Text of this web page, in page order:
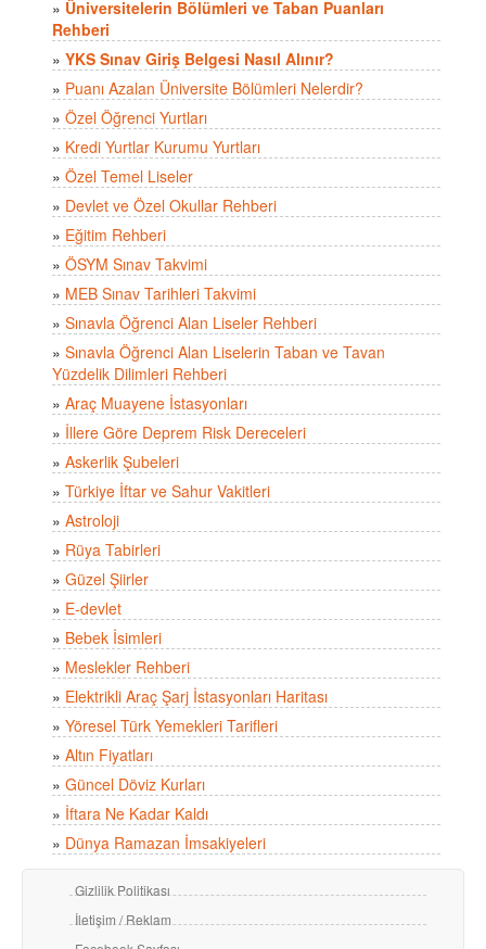
» Üniversitelerin Bölümleri ve Taban Puanları
Rehberi
» YKS Sınav Giriş Belgesi Nasıl Alınır?
» Puanı Azalan Üniversite Bölümleri Nelerdir?
» Özel Öğrenci Yurtları
» Kredi Yurtlar Kurumu Yurtları
» Özel Temel Liseler
» Devlet ve Özel Okullar Rehberi
» Eğitim Rehberi
» ÖSYM Sınav Takvimi
» MEB Sınav Tarihleri Takvimi
» Sınavla Öğrenci Alan Liseler Rehberi
» Sınavla Öğrenci Alan Liselerin Taban ve Tavan
Yüzdelik Dilimleri Rehberi
» Araç Muayene İstasyonları
» İllere Göre Deprem Risk Dereceleri
» Askerlik Şubeleri
» Türkiye İftar ve Sahur Vakitleri
» Astroloji
» Rüya Tabirleri
» Güzel Şiirler
» E-devlet
» Bebek İsimleri
» Meslekler Rehberi
» Elektrikli Araç Şarj İstasyonları Haritası
» Yöresel Türk Yemekleri Tarifleri
» Altın Fiyatları
» Güncel Döviz Kurları
» İftara Ne Kadar Kaldı
» Dünya Ramazan İmsakiyeleri
Gizlilik Politikası
İletişim / Reklam